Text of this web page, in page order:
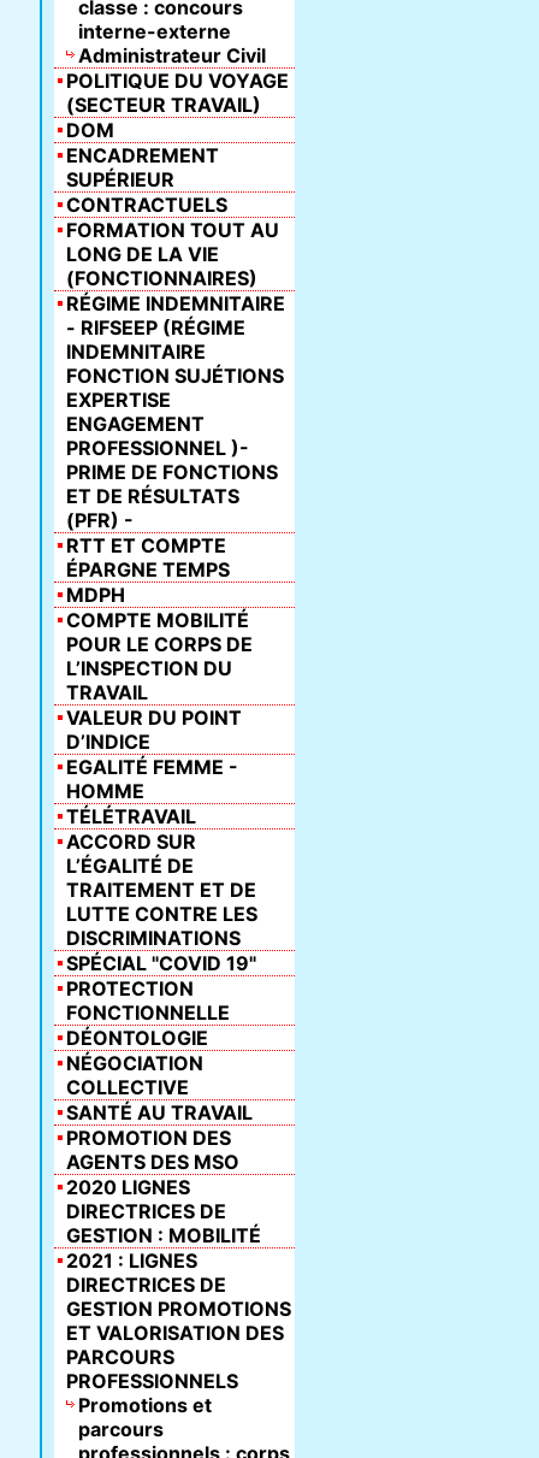
classe : concours
interne-externe
Administrateur Civil
POLITIQUE DU VOYAGE
(SECTEUR TRAVAIL)
DOM
ENCADREMENT
SUPÉRIEUR
CONTRACTUELS
FORMATION TOUT AU
LONG DE LA VIE
(FONCTIONNAIRES)
RÉGIME INDEMNITAIRE
- RIFSEEP (RÉGIME
INDEMNITAIRE
FONCTION SUJÉTIONS
EXPERTISE
ENGAGEMENT
PROFESSIONNEL )-
PRIME DE FONCTIONS
ET DE RÉSULTATS
(PFR) -
RTT ET COMPTE
ÉPARGNE TEMPS
MDPH
COMPTE MOBILITÉ
POUR LE CORPS DE
L’INSPECTION DU
TRAVAIL
VALEUR DU POINT
D’INDICE
EGALITÉ FEMME -
HOMME
TÉLÉTRAVAIL
ACCORD SUR
L’ÉGALITÉ DE
TRAITEMENT ET DE
LUTTE CONTRE LES
DISCRIMINATIONS
SPÉCIAL "COVID 19"
PROTECTION
FONCTIONNELLE
DÉONTOLOGIE
NÉGOCIATION
COLLECTIVE
SANTÉ AU TRAVAIL
PROMOTION DES
AGENTS DES MSO
2020 LIGNES
DIRECTRICES DE
GESTION : MOBILITÉ
2021 : LIGNES
DIRECTRICES DE
GESTION PROMOTIONS
ET VALORISATION DES
PARCOURS
PROFESSIONNELS
Promotions et
parcours
professionnels : corps